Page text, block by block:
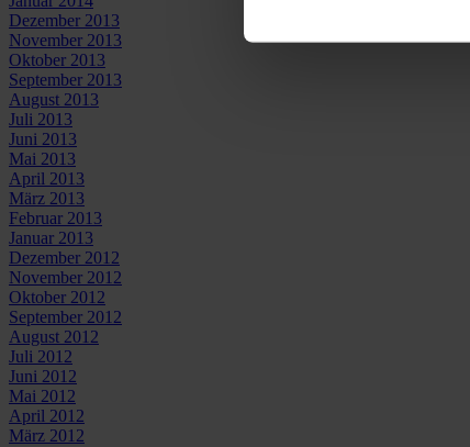
Dezember 2013
November 2013
Oktober 2013
September 2013
August 2013
Juli 2013
Juni 2013
Mai 2013
April 2013
März 2013
Februar 2013
Januar 2013
Dezember 2012
November 2012
Oktober 2012
September 2012
August 2012
Juli 2012
Juni 2012
Mai 2012
April 2012
März 2012